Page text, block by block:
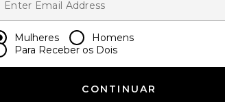
Mulheres
Homens
Para Receber os Dois
CONTINUAR